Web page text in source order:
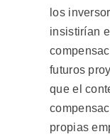
los
insistirían
futuros
que el
propias